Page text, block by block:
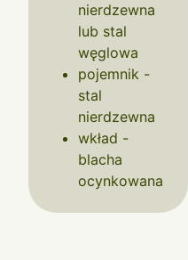
nierdzewna
lub stal
węglowa
pojemnik -
stal
nierdzewna
wkład -
blacha
ocynkowana